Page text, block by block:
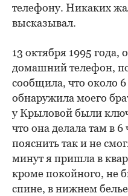
телефону. Никаких
высказывал.
13 октября 1995 года,
домашний телефон,
сообщила, что около 6
обнаружила моего
у Крыловой были
что она делала там в
пояснить так и не
минут я пришла в
кроме покойного, не
спине, в нижнем